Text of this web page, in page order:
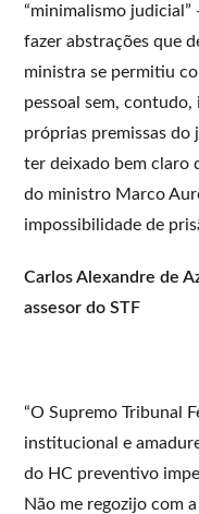
“minimalismo judicial”
fazer abstrações que
ministra se permitiu
pessoal sem,
próprias premissas do
ter deixado bem claro
do ministro Marco
impossibilidade de
Carlos Alexandre de
assesor do STF
“O Supremo Tribunal
institucional e
do HC preventivo
Não me regozijo com